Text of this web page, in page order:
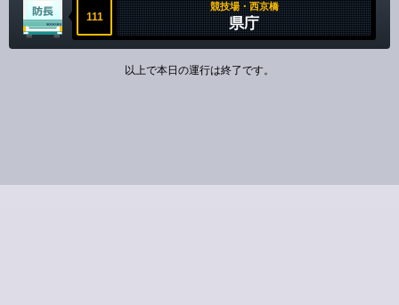
111
競技場・西京橋
県庁
以上で本日の運行は終了です。